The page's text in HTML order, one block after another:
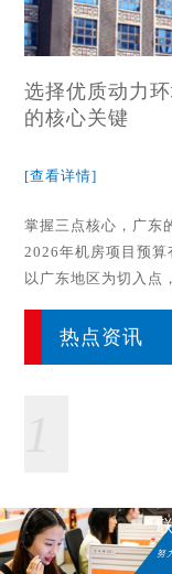
选择优质动力
的核心关键
[查看详情]
热点资讯
努